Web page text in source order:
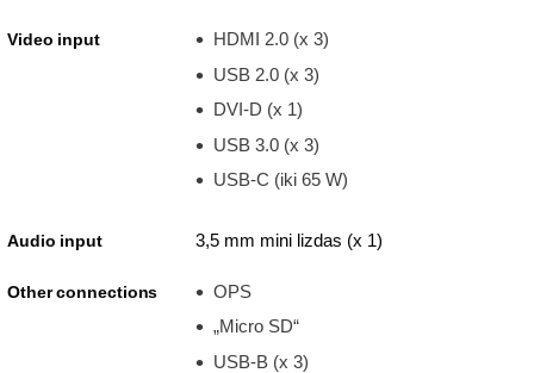
Video input
HDMI 2.0 (x 3)
USB 2.0 (x 3)
DVI-D (x 1)
USB 3.0 (x 3)
USB-C (iki 65 W)
Audio input 3,5 mm mini lizdas (x 1)
Other connections
OPS
„Micro SD“
USB-B (x 3)